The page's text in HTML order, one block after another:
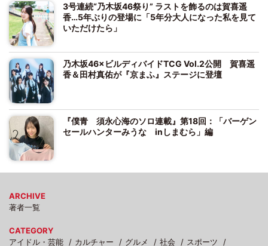
3号連続“乃木坂46祭り” ラストを飾るのは賀喜遥
香…5年ぶりの登場に「5年分大人になった私を見て
いただけたら」
乃木坂46×ビルディバイドTCG Vol.2公開 賀喜遥
香＆田村真佑が『京まふ』ステージに登壇
『僕青 須永心海のソロ連載』第18回：「バーゲン
セールハンターみうな inしまむら」編
ARCHIVE
著者一覧
CATEGORY
アイドル・芸能
カルチャー グルメ 社会 スポーツ